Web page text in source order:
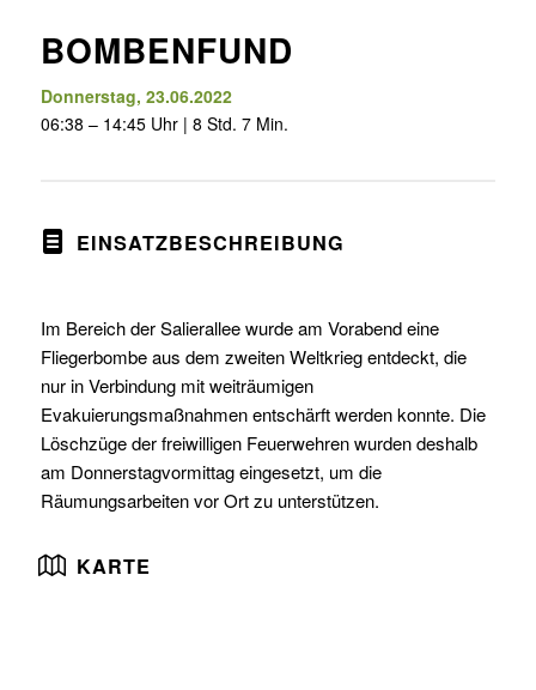
BOMBENFUND
Donnerstag, 23.06.2022
06:38 – 14:45 Uhr | 8 Std. 7 Min.
EINSATZBESCHREIBUNG
Im Bereich der Salierallee wurde am Vorabend eine
Fliegerbombe aus dem zweiten Weltkrieg entdeckt, die
nur in Verbindung mit weiträumigen
Evakuierungsmaßnahmen entschärft werden konnte. Die
Löschzüge der freiwilligen Feuerwehren wurden deshalb
am Donnerstagvormittag eingesetzt, um die
Räumungsarbeiten vor Ort zu unterstützen.
KARTE